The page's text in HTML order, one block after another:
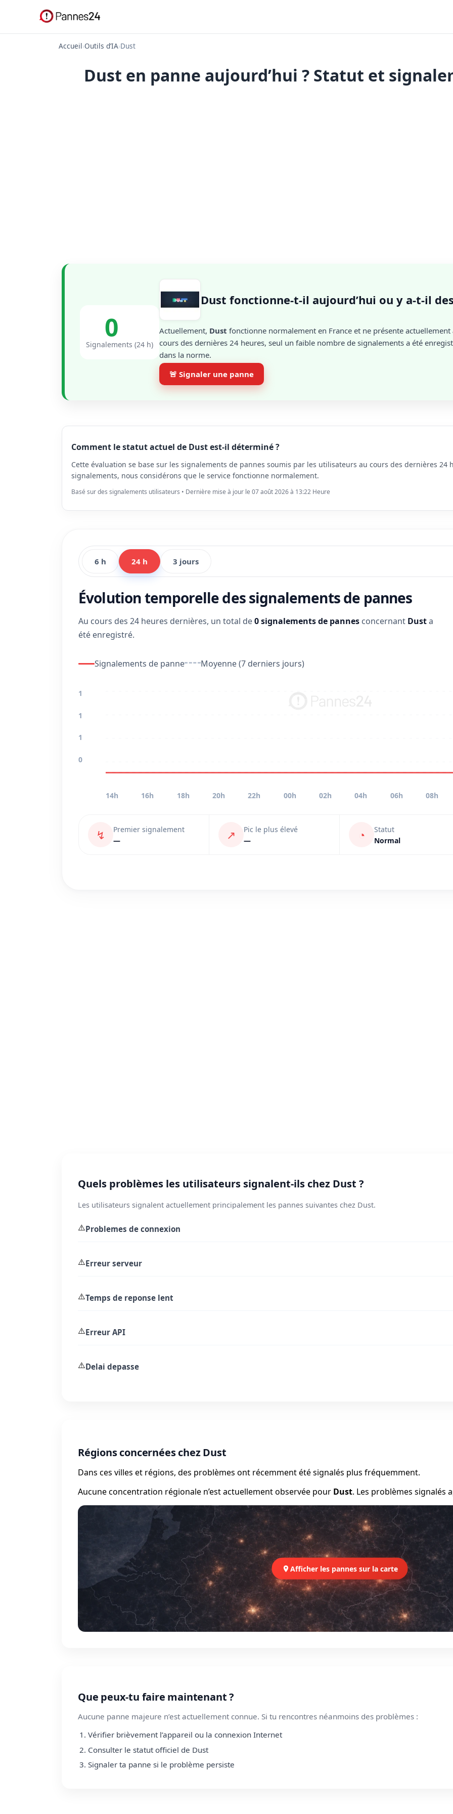
Accueil›Outils d’IA›Dust
Dust en panne aujourd’hui ? Statut et
0
Signalements (24 h)
Dust fonctionne-t-il aujourd’hui ou y a-t-il
Actuellement, Dust fonctionne normalement en France et ne présente actuellement
cours des dernières 24 heures, seul un faible nombre de signalements a été
dans la norme.
🚨 Signaler une panne
Comment le statut actuel de Dust est-il déterminé ?
Cette évaluation se base sur les signalements de pannes soumis par les utilisateurs au cours des dernières 24
signalements, nous considérons que le service fonctionne normalement.
Basé sur des signalements utilisateurs • Dernière mise à jour le 07 août 2026 à 13:22 Heure
6 h 24 h 3 jours
Évolution temporelle des signalements de pannes
Au cours des 24 heures dernières, un total de0 signalements de pannes concernant Dusta
été enregistré.
Signalements de panne Moyenne (7 derniers jours)
1
1
1
0
14h 16h 18h 20h 22h 00h 02h 04h 06h 08h
↯
Premier signalement
—
↗
Pic le plus élevé
—
◔
Statut
Normal
Quels problèmes les utilisateurs signalent-ils chez Dust ?
Les utilisateurs signalent actuellement principalement les pannes suivantes chez Dust.
⚠️Problemes de connexion
⚠️Erreur serveur
⚠️Temps de reponse lent
⚠️Erreur API
⚠️Delai depasse
Régions concernées chez Dust
Dans ces villes et régions, des problèmes ont récemment été signalés plus fréquemment.
Aucune concentration régionale n’est actuellement observée pour Dust. Les problèmes signalés
Afficher les pannes sur la carte
Que peux-tu faire maintenant ?
Aucune panne majeure n’est actuellement connue. Si tu rencontres néanmoins des problèmes :
Vérifier brièvement l’appareil ou la connexion Internet
Consulter le statut officiel de Dust
Signaler ta panne si le problème persiste